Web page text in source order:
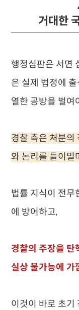
거대한
행정심판은 서면
은 실제 법정에
열한 공방을 벌여
경찰 측은 처분의
와 논리를 들이밀
법률 지식이 전무
에 방어하고,
경찰의 주장을 탄
실상 불가능에 가
이것이 바로 초기